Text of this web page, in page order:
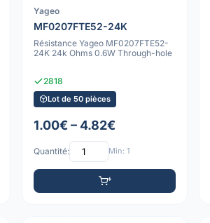
Yageo
MF0207FTE52-24K
Résistance Yageo MF0207FTE52-
24K 24k Ohms 0.6W Through-hole
2818
Lot de 50 pièces
1.00€ – 4.82€
Quantité: Min: 1